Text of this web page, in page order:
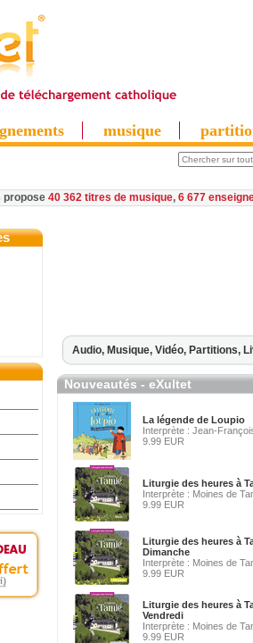
musique
propose 40 362 titres de musique, 6 677
Audio, Musique, Vidéo, Partitions,
Nouveautés - eXultet
La légende de Loupio
Interprète : Jean-
9.99 EUR
Liturgie des heures à
Interprète : Moines de
9.99 EUR
Liturgie des heures à
Dimanche
Interprète : Moines de
9.99 EUR
Liturgie des heures à
Vendredi
Interprète : Moines de
9.99 EUR